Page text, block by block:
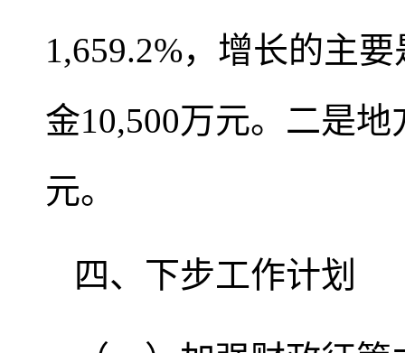
1,659.2%，增长的主
金10,500万元。二是
元。
四、下步工作计划